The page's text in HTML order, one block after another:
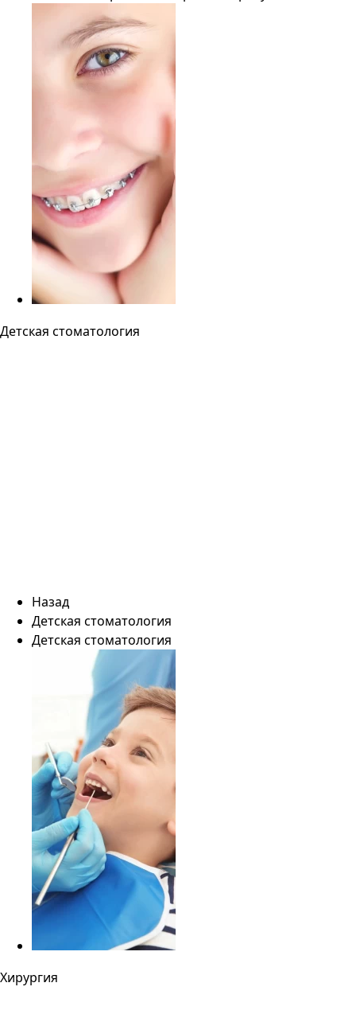
Детская стоматология
Назад
Детская стоматология
Детская стоматология
Хирургия